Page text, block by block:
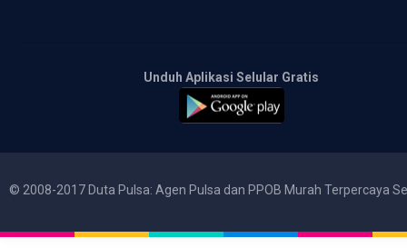
Unduh Aplikasi Selular Gratis
© 2008-2017 Duta Pulsa: Agen Pulsa dan PPOB Murah Terpercaya